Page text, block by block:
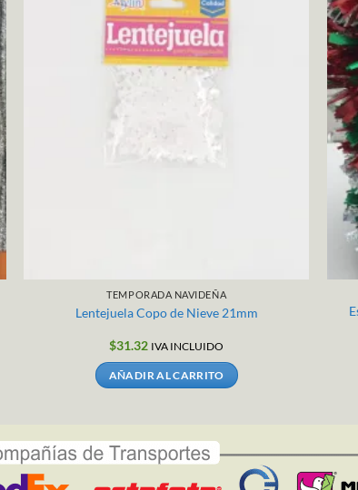
TEMPORADA NAVIDEÑA
Lentejuela Copo de Nieve 21mm
$31.32 IVA INCLUIDO
AÑADIR AL CARRITO